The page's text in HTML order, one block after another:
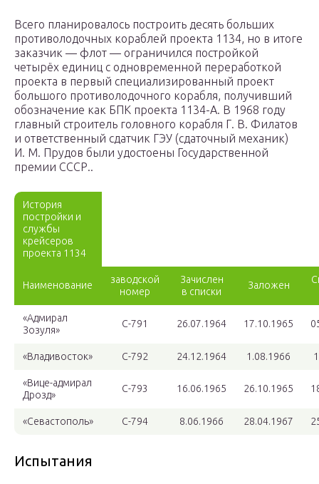
Всего планировалось построить десять больших
противолодочных кораблей проекта 1134, но в итоге
заказчик — флот — ограничился постройкой
четырёх единиц с одновременной переработкой
проекта в первый специализированный проект
большого противолодочного корабля, получивший
обозначение как БПК проекта 1134-А. В 1968 году
главный строитель головного корабля Г. В. Филатов
и ответственный сдатчик ГЭУ (сдаточный механик)
И. М. Прудов были удостоены Государственной
премии СССР..
История
постройки и
службы
крейсеров
проекта 1134
Наименование
заводской
номер
Зачислен
в списки
Заложен
«Адмирал
Зозуля»
С-791 26.07.1964 17.10.1965
«Владивосток» С-792 24.12.1964 1.08.1966
«Вице-адмирал
Дрозд»
С-793 16.06.1965 26.10.1965
«Севастополь» С-794 8.06.1966 28.04.1967
Испытания